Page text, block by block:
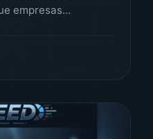
empresas